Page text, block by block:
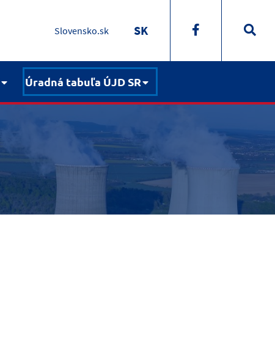
Slovensko.sk SK
Úradná tabuľa ÚJD SR